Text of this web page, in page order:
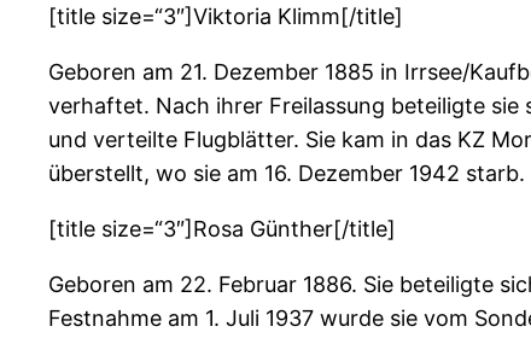
[title size=“3″]Viktoria Klimm[/title]
Geboren am 21. Dezember 1885 in Irrsee/
verhaftet. Nach ihrer Freilassung beteiligte
und verteilte Flugblätter. Sie kam in das KZ
überstellt, wo sie am 16. Dezember 1942 starb.
[title size=“3″]Rosa Günther[/title]
Geboren am 22. Februar 1886. Sie beteiligte
Festnahme am 1. Juli 1937 wurde sie vom